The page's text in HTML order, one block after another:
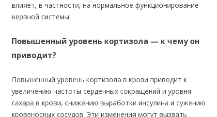
влияет, в частности, на нормальное функционирование
нервной системы.
Повышенный уровень кортизола — к чему он
приводит?
Повышенный уровень кортизола в крови приводит к
увеличению частоты сердечных сокращений и уровня
сахара в крови, снижению выработки инсулина и сужению
кровеносных сосудов. Эти изменения могут вызвать